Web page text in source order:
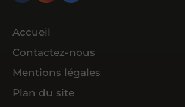
Accueil
Contactez-nous
Mentions légales
Plan du site